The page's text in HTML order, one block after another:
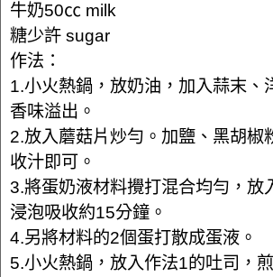
牛奶50㏄ milk
糖少許 sugar
作法：
1.小火熱鍋，放奶油，加入蒜末、
香味溢出。
2.放入蘑菇片炒勻。加鹽、黑胡椒
收汁即可。
3.將蛋奶液材料攪打混合均勻，放
浸泡吸收約15分鐘。
4.另將材料的2個蛋打散成蛋液。
5.小火熱鍋，放入作法1的吐司，